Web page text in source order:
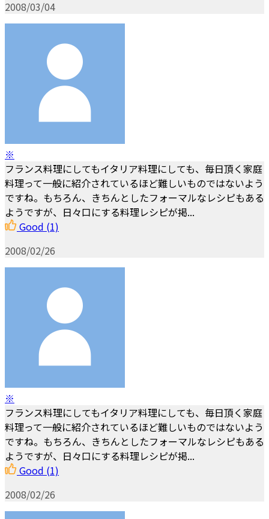
2008/03/04
※
フランス料理にしてもイタリア料理にしても、毎日頂く家庭
料理って一般に紹介されているほど難しいものではないよう
ですね。もちろん、きちんとしたフォーマルなレシピもある
ようですが、日々口にする料理レシピが掲...
Good (1)
2008/02/26
※
フランス料理にしてもイタリア料理にしても、毎日頂く家庭
料理って一般に紹介されているほど難しいものではないよう
ですね。もちろん、きちんとしたフォーマルなレシピもある
ようですが、日々口にする料理レシピが掲...
Good (1)
2008/02/26